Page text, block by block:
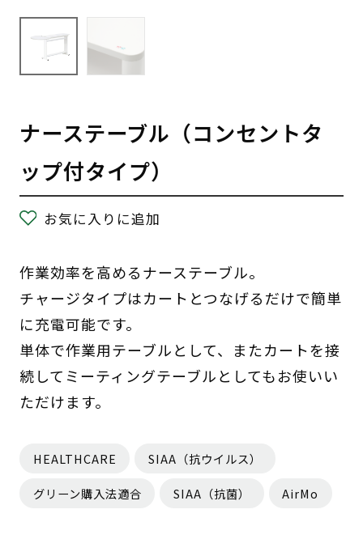
ナーステーブル（コンセントタ
ップ付タイプ）
お気に入りに追加
作業効率を高めるナーステーブル。
チャージタイプはカートとつなげるだけで簡単
に充電可能です。
単体で作業用テーブルとして、またカートを接
続してミーティングテーブルとしてもお使いい
ただけます。
HEALTHCARE SIAA（抗ウイルス）
グリーン購入法適合 SIAA（抗菌） AirMo